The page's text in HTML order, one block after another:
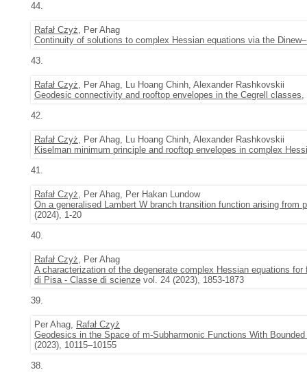
44.
Rafał Czyż, Per Ahag
Continuity of solutions to complex Hessian equations via the
43.
Rafał Czyż, Per Ahag, Lu Hoang Chinh, Alexander Rashkovskii
Geodesic connectivity and rooftop envelopes in the Cegrell classes,
42.
Rafał Czyż, Per Ahag, Lu Hoang Chinh, Alexander Rashkovskii
Kiselman minimum principle and rooftop envelopes in complex
41.
Rafał Czyż, Per Ahag, Per Hakan Lundow
On a generalised Lambert W branch transition function arising from
(2024), 1-20
40.
Rafał Czyż, Per Ahag
A characterization of the degenerate complex Hessian equations for
di Pisa - Classe di scienze vol. 24 (2023), 1853-1873
39.
Per Ahag, Rafał Czyż
Geodesics in the Space of m-Subharmonic Functions With Bounded
(2023), 10115–10155
38.